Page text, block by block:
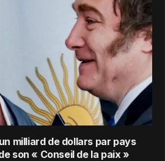
milliard de dollars par pays
son « Conseil de la paix »